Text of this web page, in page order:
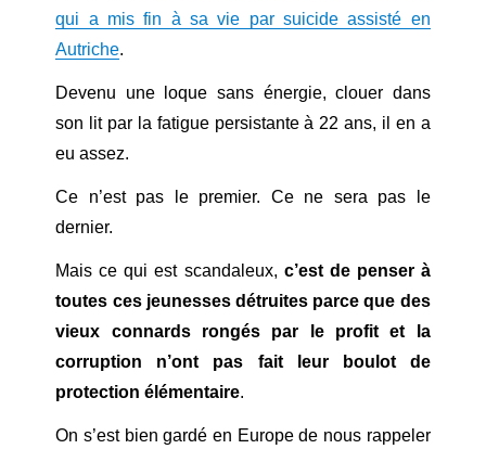
qui a mis fin à sa vie par suicide assisté en
Autriche.
Devenu une loque sans énergie, clouer dans
son lit par la fatigue persistante à 22 ans, il en a
eu assez.
Ce n’est pas le premier. Ce ne sera pas le
dernier.
Mais ce qui est scandaleux, c’est de penser à
toutes ces jeunesses détruites parce que des
vieux connards rongés par le profit et la
corruption n’ont pas fait leur boulot de
protection élémentaire.
On s’est bien gardé en Europe de nous rappeler